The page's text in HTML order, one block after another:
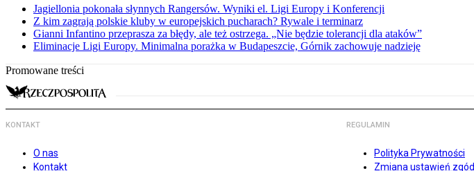
Jagiellonia pokonała słynnych Rangersów. Wyniki el. Ligi Europy i Konferencji
Z kim zagrają polskie kluby w europejskich pucharach? Rywale i terminarz
Gianni Infantino przeprasza za błędy, ale też ostrzega. „Nie będzie tolerancji dla ataków”
Eliminacje Ligi Europy. Minimalna porażka w Budapeszcie, Górnik zachowuje nadzieję
Promowane treści
KONTAKT
O nas
Kontakt
REGULAMIN
Polityka Prywatności
Zmiana ustawień zgód